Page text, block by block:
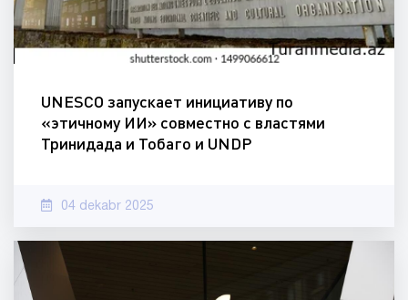
UNESCO запускает инициативу по
«этичному ИИ» совместно с властями
Тринидада и Тобаго и UNDP
04 dekabr 2025